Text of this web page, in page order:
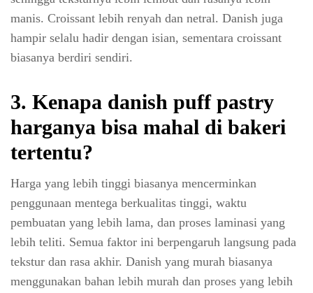
manis. Croissant lebih renyah dan netral. Danish juga
hampir selalu hadir dengan isian, sementara croissant
biasanya berdiri sendiri.
3. Kenapa danish puff pastry
harganya bisa mahal di bakeri
tertentu?
Harga yang lebih tinggi biasanya mencerminkan
penggunaan mentega berkualitas tinggi, waktu
pembuatan yang lebih lama, dan proses laminasi yang
lebih teliti. Semua faktor ini berpengaruh langsung pada
tekstur dan rasa akhir. Danish yang murah biasanya
menggunakan bahan lebih murah dan proses yang lebih